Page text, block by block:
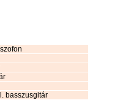
basszusgitár